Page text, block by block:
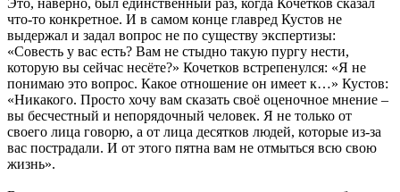
Это, наверно, был единственный раз, когда Кочетков сказал
что-то конкретное. И в самом конце главред Кустов не
выдержал и задал вопрос не по существу экспертизы:
«Совесть у вас есть? Вам не стыдно такую пургу нести,
которую вы сейчас несёте?» Кочетков встрепенулся: «Я не
понимаю это вопрос. Какое отношение он имеет к…» Кустов:
«Никакого. Просто хочу вам сказать своё оценочное мнение –
вы бесчестный и непорядочный человек. Я не только от
своего лица говорю, а от лица десятков людей, которые из-за
вас пострадали. И от этого пятна вам не отмыться всю свою
жизнь».